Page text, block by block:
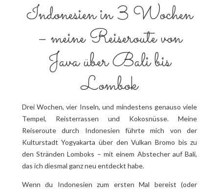
Indonesien in 3 Wochen
– meine Reiseroute von
Java über Bali bis
Lombok
Drei Wochen, vier Inseln, und mindestens genauso viele
Tempel, Reisterrassen und Kokosnüsse. Meine
Reiseroute durch Indonesien führte mich von der
Kulturstadt Yogyakarta über den Vulkan Bromo bis zu
den Stränden Lomboks – mit einem Abstecher auf Bali,
das ich diesmal ganz neu entdeckt habe.
Wenn du Indonesien zum ersten Mal bereist (oder